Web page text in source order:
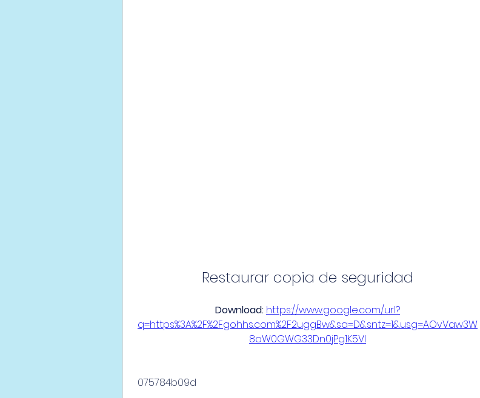
Restaurar copia de seguridad
Download: https://www.google.com/url?
q=https%3A%2F%2Fgohhs.com%2F2uggBw&sa=D&sntz=1&usg=AOvVaw3W
8oW0GWG33Dn0jPg1K5Vl
075784b09d